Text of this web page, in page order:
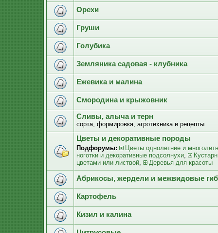
Орехи
Груши
Голубика
Земляника садовая - клубника
Ежевика и малина
Смородина и крыжовник
Сливы, алыча и терн
сорта, формировка, агротехника и рецепты
Цветы и декоративные породы
Подфорумы:
Цветы однолетние и
ноготки и декоративные подсолнухи,
цветами или листвой, Деревья для красоты
Абрикосы, жердели и межвидовые
Картофель
Кизил и калина